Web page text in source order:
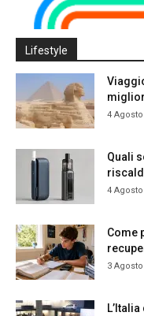
Lifestyle
4 Agosto
Quali
4 Agosto
Come
3